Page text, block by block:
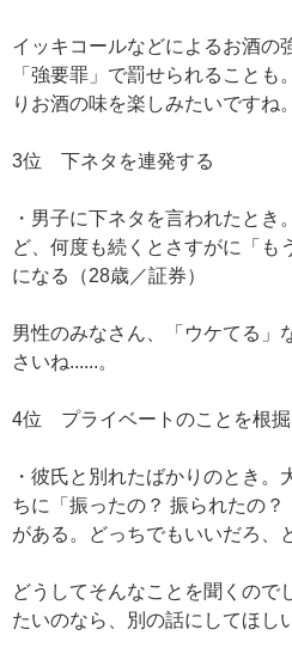
イッキコールなどによるお酒の
「強要罪」で罰せられることも
りお酒の味を楽しみたいですね。
3位 下ネタを連発する
・男子に下ネタを言われたとき
ど、何度も続くとさすがに「も
になる（28歳／証券）
男性のみなさん、「ウケてる」
さいね......。
4位 プライベートのことを根掘
・彼氏と別れたばかりのとき
ちに「振ったの？ 振られたの
がある。どっちでもいいだろ、
どうしてそんなことを聞くので
たいのなら、別の話にしてほし